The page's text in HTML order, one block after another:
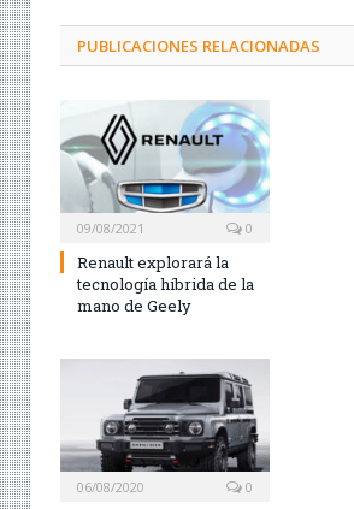
PUBLICACIONES RELACIONADAS
09/08/2021 0
Renault explorará la
tecnología híbrida de la
mano de Geely
06/08/2020 0